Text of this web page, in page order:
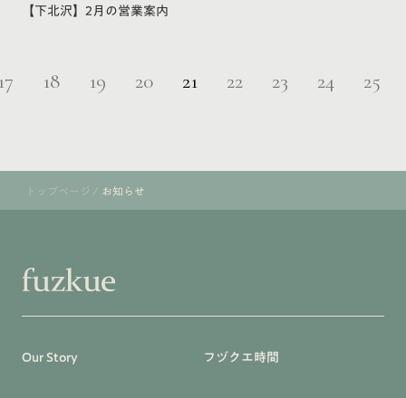
【下北沢】2月の営業案内
18 19 20 21 22 23 24 25
トップページ / お知らせ
Our Story フヅクエ時間